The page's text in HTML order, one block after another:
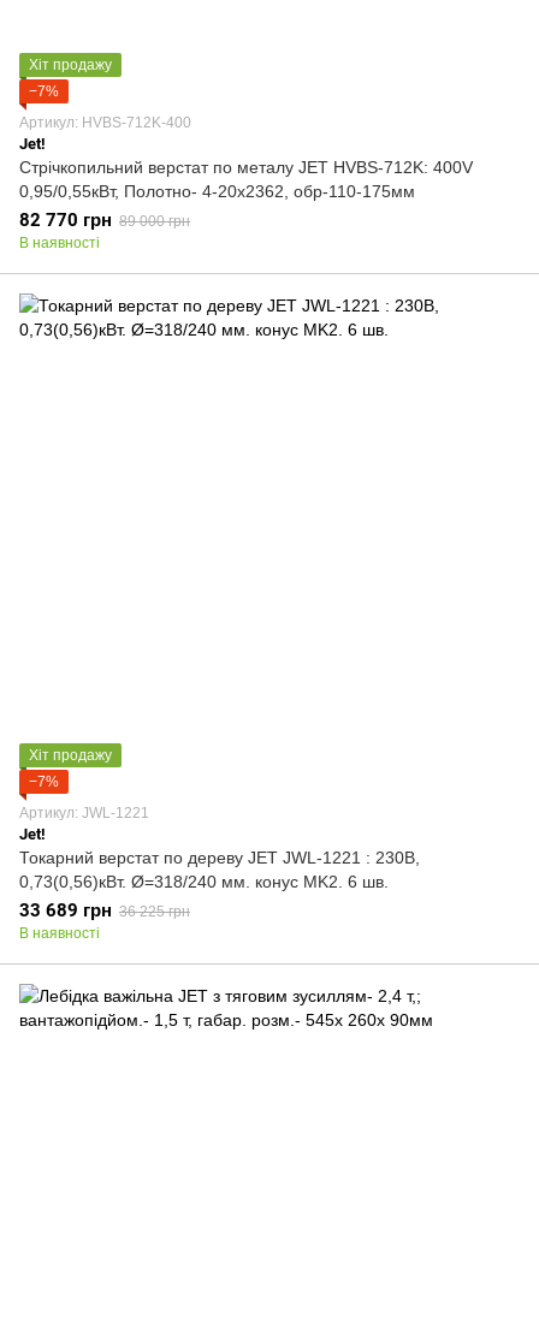
Хіт продажу
−7%
Артикул: HVBS-712K-400
Jet!
Стрічкопильний верстат по металу JET HVBS-712K: 400V
0,95/0,55кВт, Полотно- 4-20х2362, обр-110-175мм
82 770 грн 89 000 грн
В наявності
Хіт продажу
−7%
Артикул: JWL-1221
Jet!
Токарний верстат по дереву JET JWL-1221 : 230В,
0,73(0,56)кВт. Ø=318/240 мм. конус MK2. 6 шв.
33 689 грн 36 225 грн
В наявності